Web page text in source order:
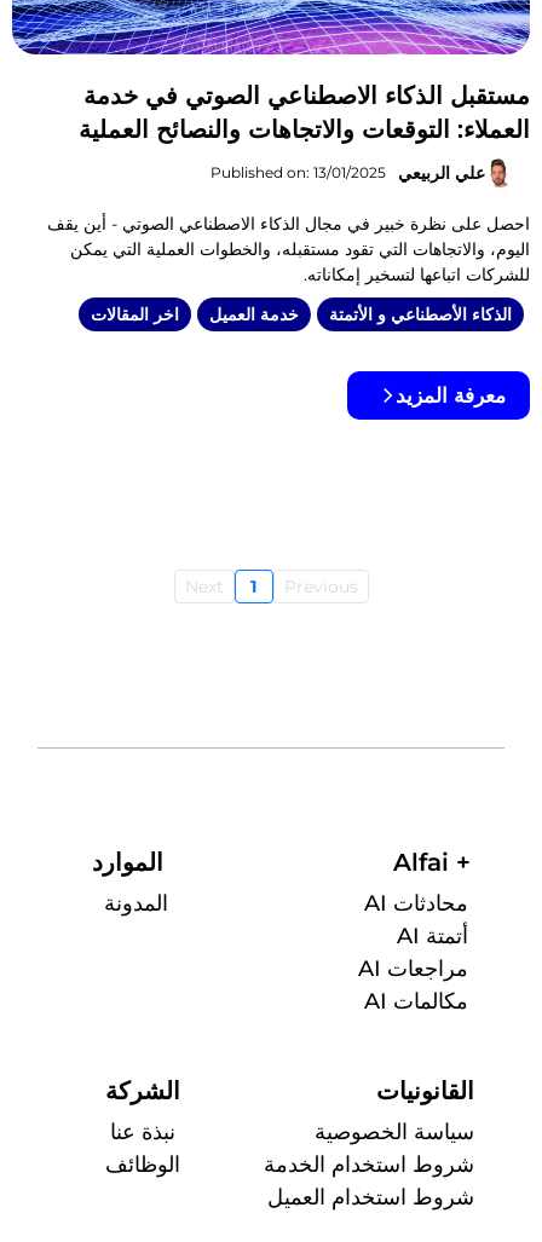
مستقبل الذكاء الاصطناعي الصوتي في خدمة
العملاء: التوقعات والاتجاهات والنصائح العملية
علي الربيعي Published on: 13/01/2025
احصل على نظرة خبير في مجال الذكاء الاصطناعي الصوتي - أين يقف
اليوم، والاتجاهات التي تقود مستقبله، والخطوات العملية التي يمكن
للشركات اتباعها لتسخير إمكاناته.
الذكاء الأصطناعي و الأتمتة
خدمة العميل اخر المقالات
معرفة المزيد
Previous
1
Next
الموارد Alfai +
محادثات AI
المدونة
أتمتة AI
مراجعات AI
مكالمات AI
الشركة القانونيات
نبذة عنا
سياسة الخصوصية
الوظائف
شروط استخدام الخدمة
شروط استخدام العميل